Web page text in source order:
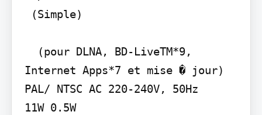
Internet Apps*7 et mise � jour)
PAL/ NTSC AC 220-240V, 50Hz
11W 0.5W